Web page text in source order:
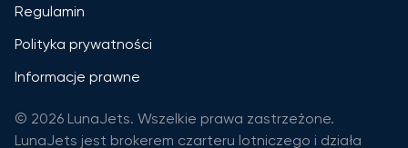
Regulamin
Polityka prywatności
Informacje prawne
© 2026 LunaJets. Wszelkie prawa zastrzeżone.
LunaJets jest brokerem czarteru lotniczego i działa